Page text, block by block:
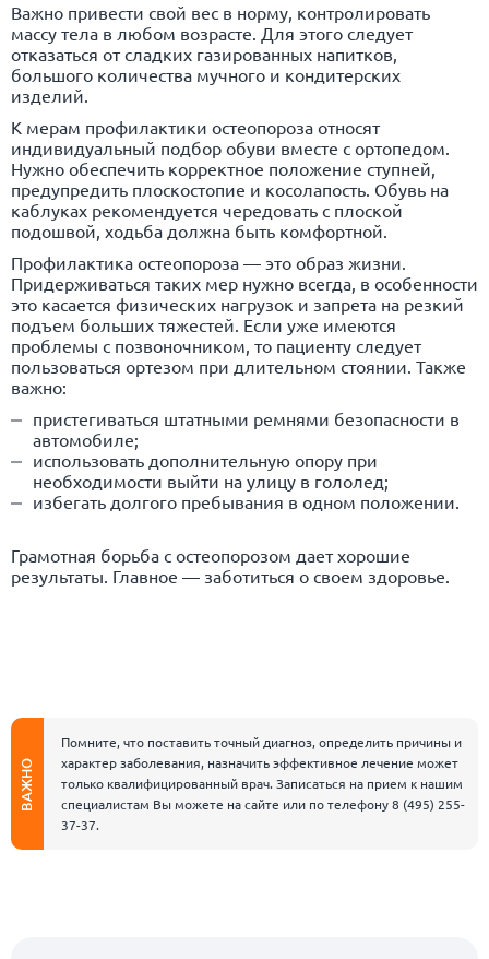
Важно привести свой вес в норму, контролировать
массу тела в любом возрасте. Для этого следует
отказаться от сладких газированных напитков,
большого количества мучного и кондитерских
изделий.
К мерам профилактики остеопороза относят
индивидуальный подбор обуви вместе с ортопедом.
Нужно обеспечить корректное положение ступней,
предупредить плоскостопие и косолапость. Обувь на
каблуках рекомендуется чередовать с плоской
подошвой, ходьба должна быть комфортной.
Профилактика остеопороза — это образ жизни.
Придерживаться таких мер нужно всегда, в особенности
это касается физических нагрузок и запрета на резкий
подъем больших тяжестей. Если уже имеются
проблемы с позвоночником, то пациенту следует
пользоваться ортезом при длительном стоянии. Также
важно:
пристегиваться штатными ремнями безопасности в
автомобиле;
использовать дополнительную опору при
необходимости выйти на улицу в гололед;
избегать долгого пребывания в одном положении.
Грамотная борьба с остеопорозом дает хорошие
результаты. Главное — заботиться о своем здоровье.
ВАЖНО
Помните, что поставить точный диагноз, определить причины и
характер заболевания, назначить эффективное лечение может
только квалифицированный врач. Записаться на прием к нашим
специалистам Вы можете на сайте или по телефону8 (495) 255-
37-37.